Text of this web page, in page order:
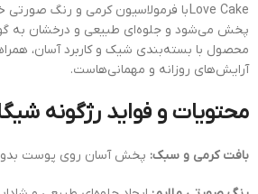
Love Cakeبا فرمولاسیون کرمی و رنگ
پخش می‌شود و جلوه‌ای طبیعی و درخشان به
محصول با بسته‌بندی شیک و کاربرد آسان،
آرایش‌های روزانه و مهمانی‌هاست.
محتویات و فواید رژگونه
بافت کرمی و سبک: پخش آسان روی پوست